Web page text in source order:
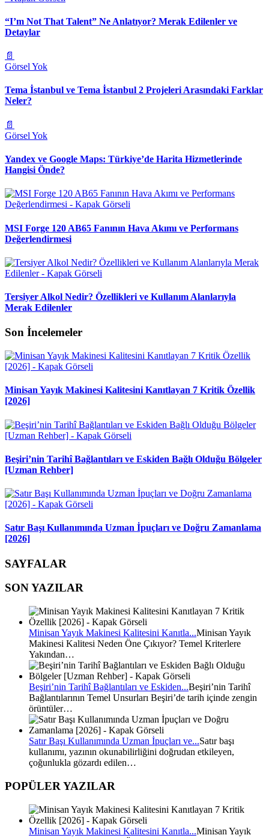
“I’m Not That Talent” Ne Anlatıyor? Merak Edilenler ve
Detaylar
📄
Görsel Yok
Tema İstanbul ve Tema İstanbul 2 Projeleri Arasındaki Farklar
Neler?
📄
Görsel Yok
Yandex ve Google Maps: Türkiye’de Harita Hizmetlerinde
Hangisi Önde?
MSI Forge 120 AB65 Fanının Hava Akımı ve Performans
Değerlendirmesi
Tersiyer Alkol Nedir? Özellikleri ve Kullanım Alanlarıyla
Merak Edilenler
Son İncelemeler
Minisan Yayık Makinesi Kalitesini Kanıtlayan 7 Kritik Özellik
[2026]
Beşiri’nin Tarihî Bağlantıları ve Eskiden Bağlı Olduğu Bölgeler
[Uzman Rehber]
Satır Başı Kullanımında Uzman İpuçları ve Doğru Zamanlama
[2026]
SAYFALAR
SON YAZILAR
Minisan Yayık Makinesi Kalitesini Kanıtla...Minisan Yayık
Makinesi Kalitesi Neden Öne Çıkıyor? Temel Kriterlere
Yakından…
Beşiri’nin Tarihî Bağlantıları ve Eskiden...Beşiri’nin Tarihî
Bağlantılarının Temel Unsurları Beşiri’de tarih içinde zengin
örüntüler…
Satır Başı Kullanımında Uzman İpuçları ve...Satır başı
kullanımı, yazının okunabilirliğini doğrudan etkileyen,
çoğunlukla gözardı edilen…
POPÜLER YAZILAR
Minisan Yayık Makinesi Kalitesini Kanıtla...Minisan Yayık